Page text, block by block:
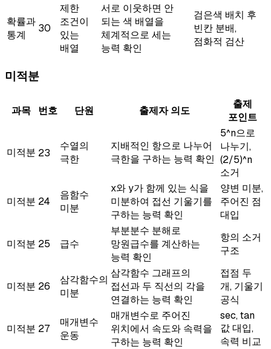
확률과
통계
30
제한
조건이
있는
배열
서로 이웃하면 안
되는 색 배열을
체계적으로 세는
능력 확인
검은색 배치 후
빈칸 분배,
점화적 검산
미적분
과목 번호 단원 출제자 의도
출제
포인트
미적분 23
수열의
극한
지배적인 항으로 나누어
극한을 구하는 능력 확인
5^n으로
나누기,
(2/5)^n
소거
미적분 24
음함수
미분
x와 y가 함께 있는 식을
미분하여 접선 기울기를
구하는 능력 확인
양변 미분,
주어진 점
대입
미적분 25 급수
부분분수 분해로
망원급수를 계산하는
능력 확인
항의 소거
구조
미적분 26
삼각함수의
미분
삼각함수 그래프의
접선과 두 직선의 각을
연결하는 능력 확인
접점 두
개, 기울기
공식
미적분 27
매개변수
운동
매개변수로 주어진
위치에서 속도와 속력을
구하는 능력 확인
sec, tan
값 대입,
속력 비교